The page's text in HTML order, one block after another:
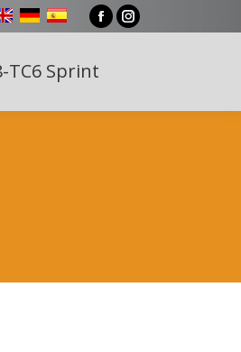
FacebookInstagram
TC6 Sprint